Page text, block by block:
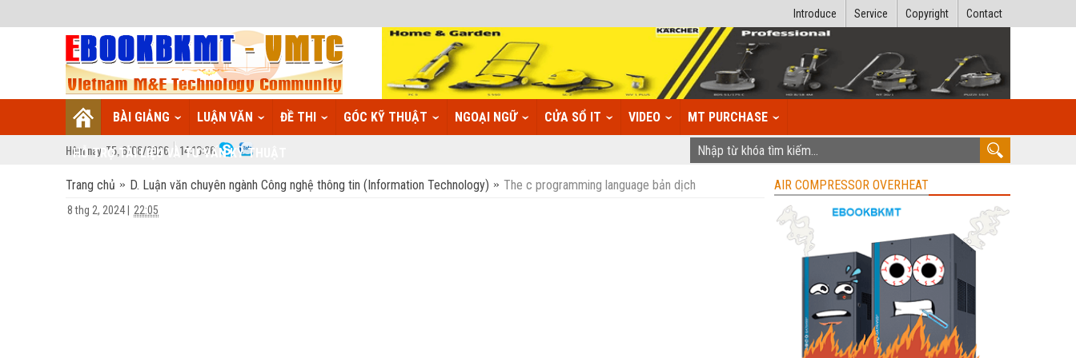
Contact
Copyright
Service
Introduce
BÀI GIẢNG LUẬN VĂN ĐỀ THI GÓC KỸ THUẬT NGOẠI NGỮ CỬA SỔ IT VIDEO MT PURCHASE
HỖ TRỢ TÀI LIỆU VÀ TƯ VẤN KỸ THUẬT
Hôm nay: T5, 6/08/2026 14:13:26
Trang chủ D. Luận văn chuyên ngành Công nghệ thông tin (Information Technology) The c programming language bản dịch
8 thg 2, 2024 22:05
AIR COMPRESSOR OVERHEAT